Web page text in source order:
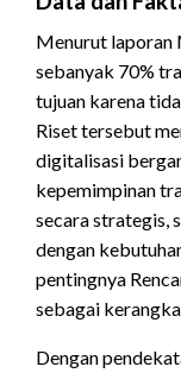
Menurut laporan
sebanyak 70%
tujuan karena
Riset tersebut
digitalisasi
kepemimpinan
secara strategis,
dengan
pentingnya
sebagai
Dengan